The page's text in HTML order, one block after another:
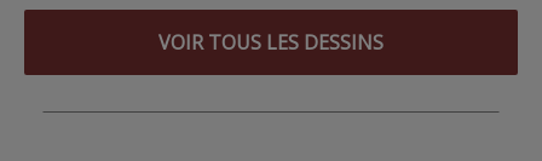
VOIR TOUS LES DESSINS